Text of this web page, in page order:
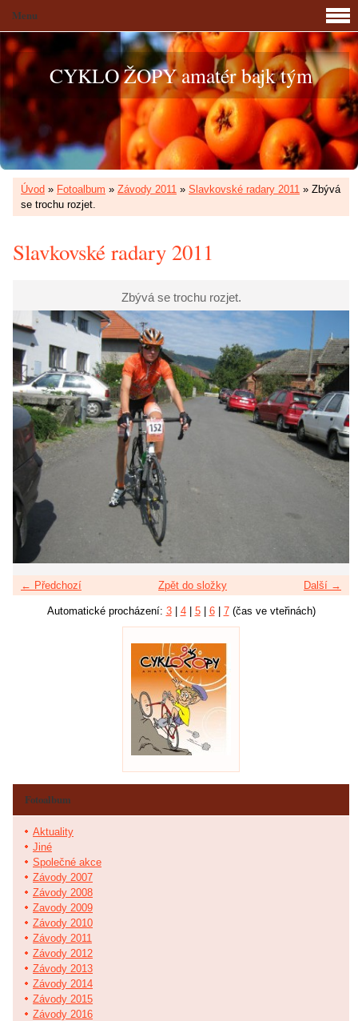
CYKLO ŽOPY amatér bajk tým
Úvod » Fotoalbum » Závody 2011 » Slavkovské radary 2011 » Zbývá
se trochu rozjet.
Slavkovské radary 2011
Zbývá se trochu rozjet.
← Předchozí Další →
Zpět do složky
Automatické procházení: 3| 4| 5| 6| 7(čas ve vteřinách)
Menu
Fotoalbum
Aktuality
Jiné
Společné akce
Závody 2007
Závody 2008
Zavody 2009
Závody 2010
Závody 2011
Závody 2012
Závody 2013
Závody 2014
Závody 2015
Závody 2016